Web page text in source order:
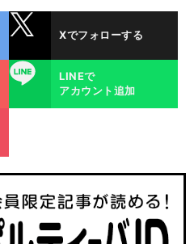
Xでフォローする
LINEで
アカウント追加